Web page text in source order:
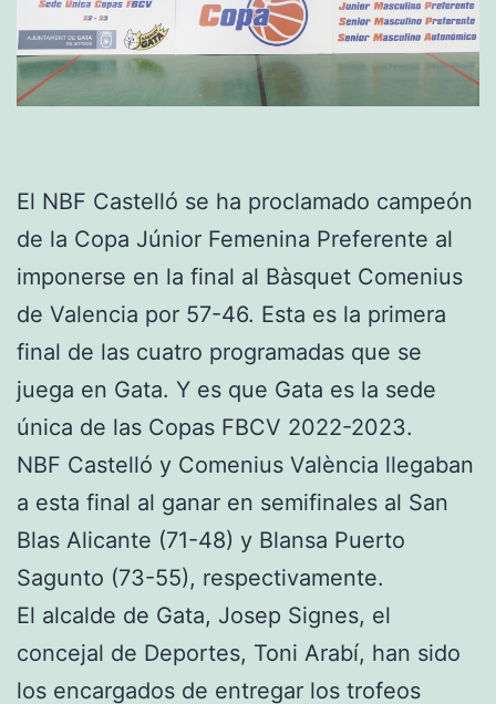
El NBF Castelló se ha proclamado campeón
de la Copa Júnior Femenina Preferente al
imponerse en la final al Bàsquet Comenius
de Valencia por 57-46. Esta es la primera
final de las cuatro programadas que se
juega en Gata. Y es que Gata es la sede
única de las Copas FBCV 2022-2023.
NBF Castelló y Comenius València llegaban
a esta final al ganar en semifinales al San
Blas Alicante (71-48) y Blansa Puerto
Sagunto (73-55), respectivamente.
El alcalde de Gata, Josep Signes, el
concejal de Deportes, Toni Arabí, han sido
los encargados de entregar los trofeos